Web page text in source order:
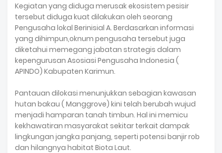
Kegiatan yang diduga merusak ekosistem pesisir
tersebut diduga kuat dilakukan oleh seorang
Pengusaha lokal Berinisial A. Berdasarkan informasi
yang dihimpun,oknum pengusaha tersebut juga
diketahui memegang jabatan strategis dalam
kepengurusan Asosiasi Pengusaha Indonesia (
APINDO) Kabupaten Karimun.
Pantauan dilokasi menunjukkan sebagian kawasan
hutan bakau ( Manggrove) kini telah berubah wujud
menjadi hamparan tanah timbun. Hal ini memicu
kekhawatiran masyarakat sekitar terkait dampak
lingkungan jangka panjang, seperti potensi banjir rob
dan hilangnya habitat Biota Laut.